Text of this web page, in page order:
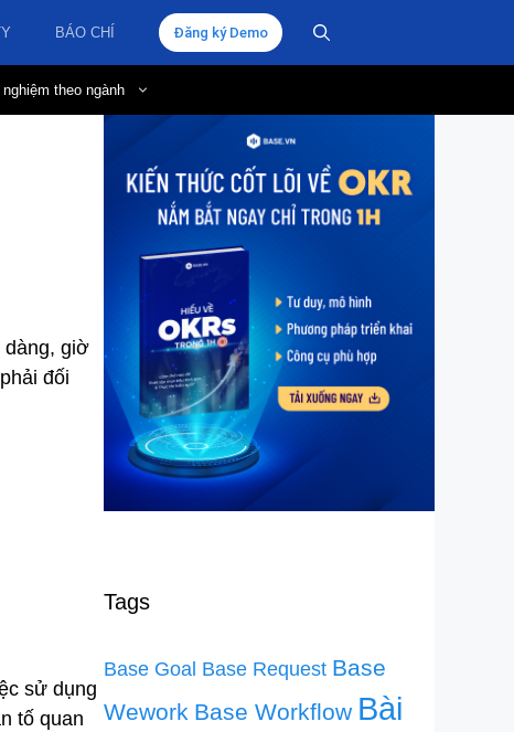
BÁO CHÍ Đăng ký Demo
nghiệm theo ngành
dàng, giờ
đối
sử dụng
tố quan
Tags
Base Goal Base Request Base
Wework Base Workflow Bài